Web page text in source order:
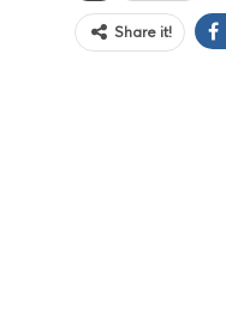
Share it!